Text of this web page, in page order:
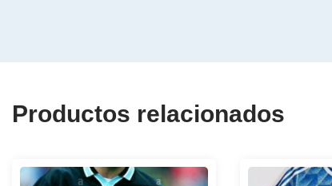
Productos relacionados